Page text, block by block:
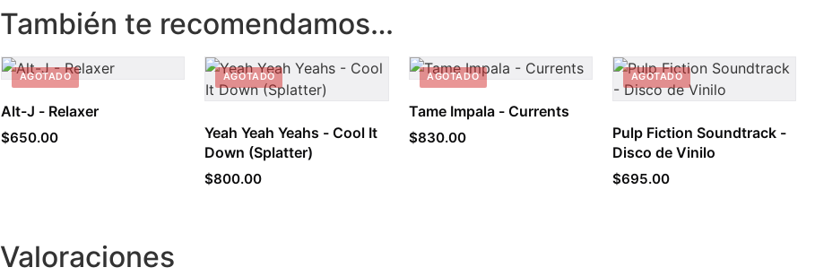
También te recomendamos…
AGOTADO
Alt-J - Relaxer
$650.00
AGOTADO
Yeah Yeah Yeahs - Cool It
Down (Splatter)
$800.00
AGOTADO
Tame Impala - Currents
$830.00
AGOTADO
Pulp Fiction Soundtrack -
Disco de Vinilo
$695.00
Valoraciones